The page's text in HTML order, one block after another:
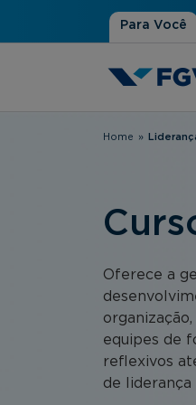
Para Você
Você
Home »
Oferece a
equipes de
reflexivos
de liderança